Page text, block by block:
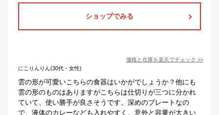
ショップでみる
価格と在庫を楽天でチェック >>
にこりんりん(30代・女性)
雲の形が可愛いこちらの食器はいかがでしょうか？他にも
雲の形のものはありますがこちらは仕切りが三つに分かれ
ていて、使い勝手が良さそうです。深めのプレートなの
で、液体のカレーなども入れやすく、意外と容量が大きい